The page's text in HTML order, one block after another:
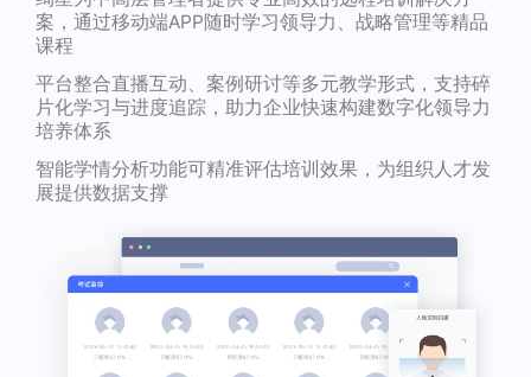
案，通过移动端APP随时学习领导力、战略管理等精品
课程
平台整合直播互动、案例研讨等多元教学形式，支持碎
片化学习与进度追踪，助力企业快速构建数字化领导力
培养体系
智能学情分析功能可精准评估培训效果，为组织人才发
展提供数据支撑